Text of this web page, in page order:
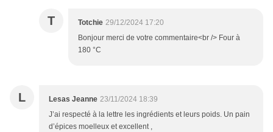
T Totchie 29/12/2024 17:20
Bonjour merci de votre commentaire<br /> Four à
180 °C
L Lesas Jeanne 23/11/2024 18:39
J’ai respecté à la lettre les ingrédients et leurs poids. Un pain
d’épices moelleux et excellent ,